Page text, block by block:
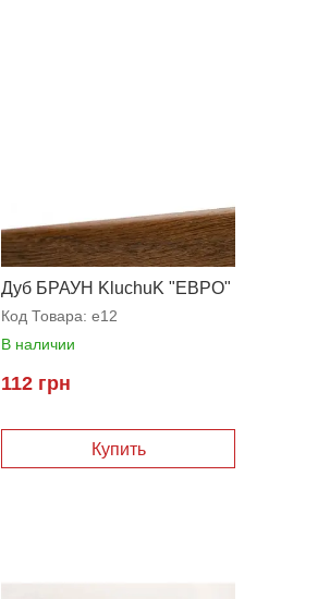
Дуб БРАУН KluchuK "ЕВРО"
Код Товара: e12
В наличии
112 грн